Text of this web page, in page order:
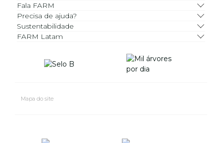
Fala FARM
Precisa de ajuda?
Sustentabilidade
FARM Latam
Mapa do site